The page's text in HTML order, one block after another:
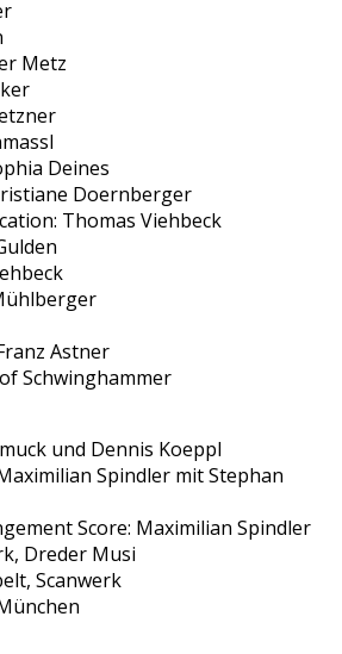
Metz
Deines
Doernberger
Thomas Viehbeck
Astner
Schwinghammer
und Dennis Koeppl
Spindler mit Stephan
Score: Maximilian Spindler
Dreder Musi
Scanwerk